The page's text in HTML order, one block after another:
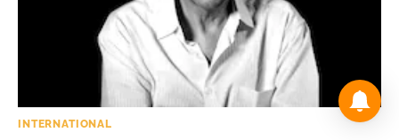
INTERNATIONAL